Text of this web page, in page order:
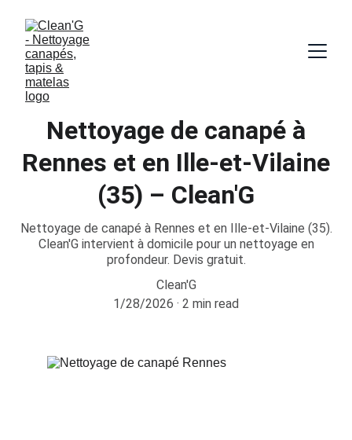
Nettoyage de canapé à
Rennes et en Ille-et-Vilaine
(35) – Clean'G
Nettoyage de canapé à Rennes et en Ille-et-Vilaine (35).
Clean'G intervient à domicile pour un nettoyage en
profondeur. Devis gratuit.
Clean'G
1/28/2026
2 min read